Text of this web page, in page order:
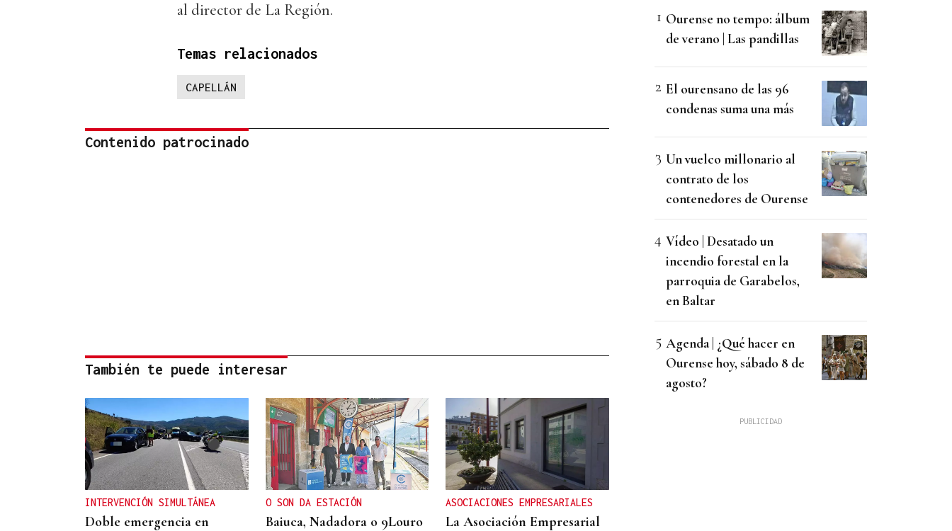
al director de La Región.
Temas relacionados
CAPELLÁN
Contenido patrocinado
También te puede interesar
INTERVENCIÓN SIMULTÁNEA
Doble emergencia en
O SON DA ESTACIÓN
Baiuca, Nadadora o 9Louro
ASOCIACIONES EMPRESARIALES
La Asociación Empresarial
Ourense no tempo: álbum
de verano | Las pandillas
El ourensano de las 96
condenas suma una más
Un vuelco millonario al
contrato de los
contenedores de Ourense
Vídeo | Desatado un
incendio forestal en la
parroquia de Garabelos,
en Baltar
Agenda | ¿Qué hacer en
Ourense hoy, sábado 8 de
agosto?